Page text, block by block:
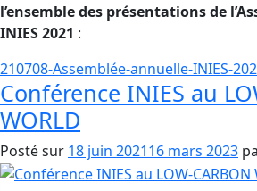
l’ensemble des présentations de
INIES 2021 :
210708-Assemblée-annuelle-INIES-
Conférence INIES au
WORLD
Posté sur 18 juin 202116 mars 2023